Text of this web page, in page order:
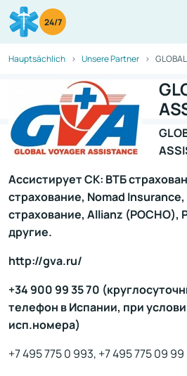
24/7
Hauptsächlich Unsere Partner
Ассистирует СК: ВТБ
страхование, Nomad
страхование, Allianz (РОСНО),
другие.
http://gva.ru/
+34 900 99 35 70
телефон в Испании, при
исп.номера)
+7 495 775 0 993, +7 495 775 09 99